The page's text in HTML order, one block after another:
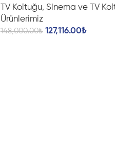
TV Koltuğu, Sinema ve TV
Ürünlerimiz
148,000.00₺ 127,116.00₺